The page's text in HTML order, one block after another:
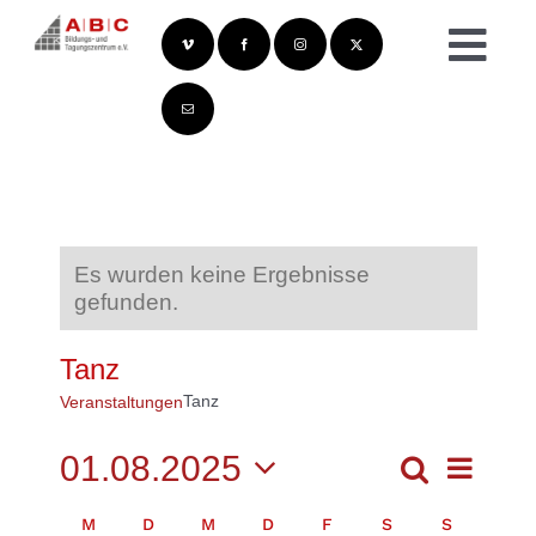
Inhalt
Es wurden keine Ergebnisse
gefunden.
Tanz
VeranstaltungenTanz
SUCHE
Suche
Monat
01.08.2025
Datum
M D M D F S
S